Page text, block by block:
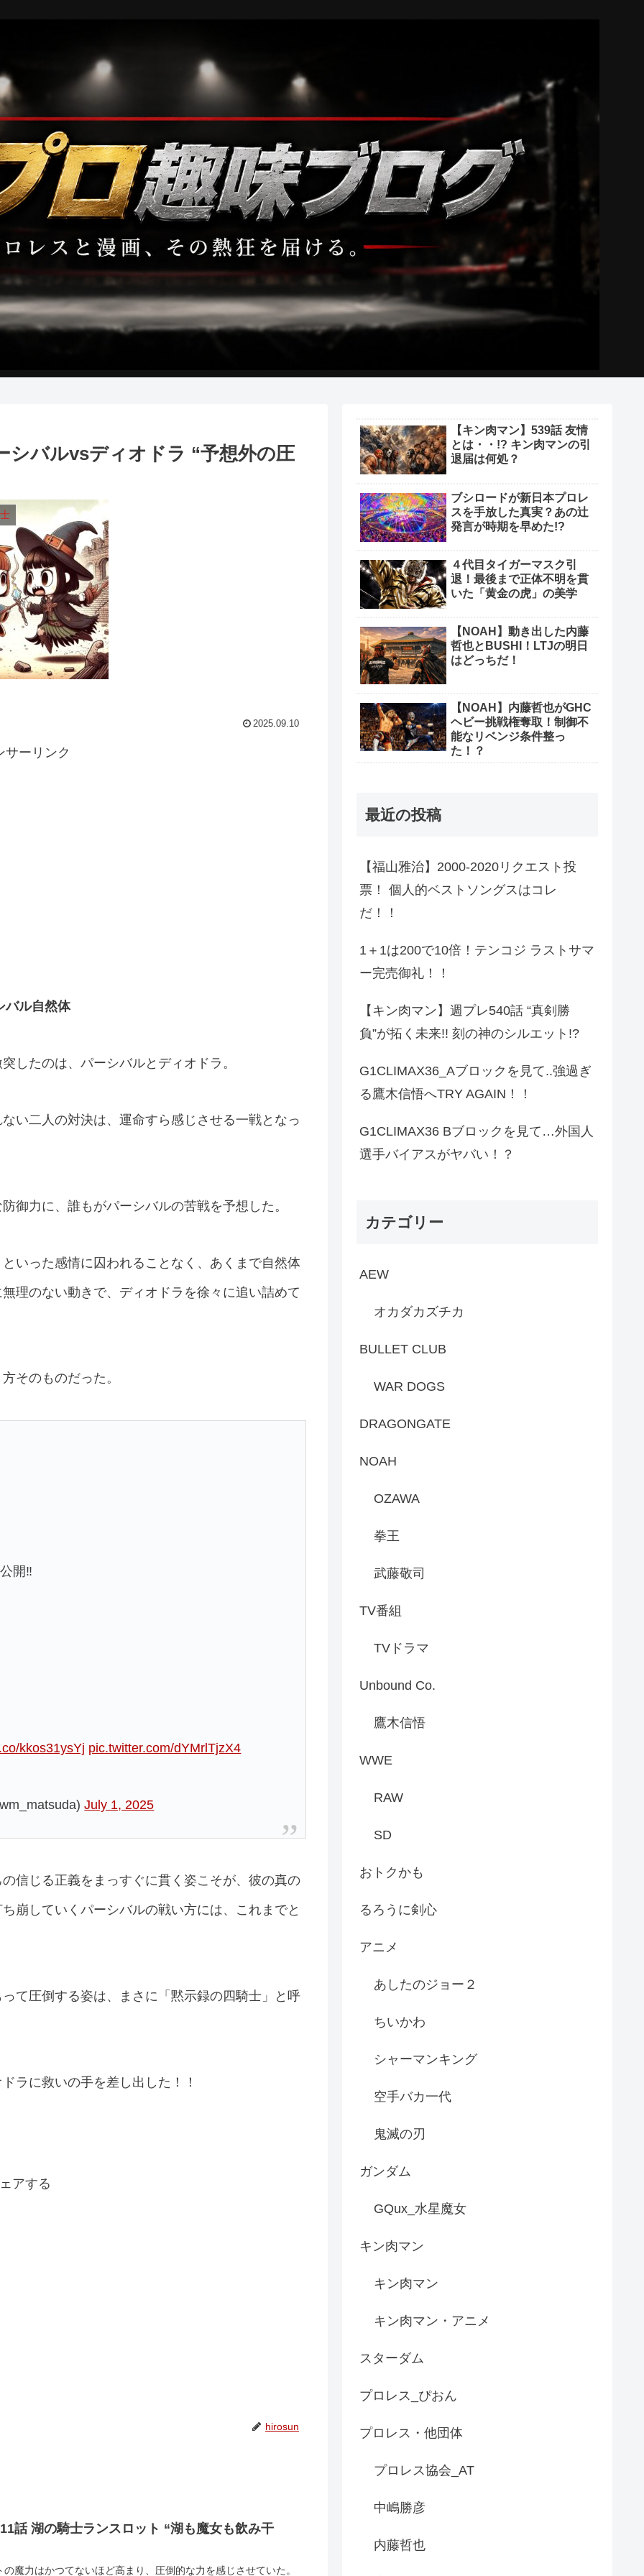
シバルvsディオドラ “予想外の圧
2025.09.10
サーリンク
バル自然体
したのは、パーシバルとディオドラ。
い二人の対決は、運命すら感じさせる一戦となっ
御力に、誰もがパーシバルの苦戦を予想した。
いった感情に囚われることなく、あくまで自然体
理のない動きで、ディオドラを徐々に追い詰めて
そのものだった。
開‼
kkos31ysYj pic.twitter.com/dYMrlTjzX4
July 1, 2025
信じる正義をまっすぐに貫く姿こそが、彼の真の
崩していくパーシバルの戦い方には、これまでと
て圧倒する姿は、まさに「黙示録の四騎士」と呼
ラに救いの手を差し出した！！
アする
hirosun
話 湖の騎士ランスロット “湖も魔女も飲み干
魔力はかつてないほど高まり、圧倒的な力を感じさせていた。
【キン肉マン】539話 友情
とは・・!? キン肉マンの引
退届は何処？
ブシロードが新日本プロレ
スを手放した真実？あの辻
発言が時期を早めた!?
４代目タイガーマスク引
退！最後まで正体不明を貫
いた「黄金の虎」の美学
【NOAH】動き出した内藤
哲也とBUSHI！LTJの明日
はどっちだ！
【NOAH】内藤哲也がGHC
ヘビー挑戦権奪取！制御不
能なリベンジ条件整っ
た！？
最近の投稿
【福山雅治】2000-2020リクエスト投
票！ 個人的ベストソングスはコレ
だ！！
1＋1は200で10倍！テンコジ ラストサマ
ー完売御礼！！
【キン肉マン】週プレ540話 “真剣勝
負”が拓く未来!! 刻の神のシルエット!?
G1CLIMAX36_Aブロックを見て..強過ぎ
る鷹木信悟へTRY AGAIN！！
G1CLIMAX36 Bブロックを見て…外国人
選手バイアスがヤバい！？
カテゴリー
AEW
オカダカズチカ
BULLET CLUB
WAR DOGS
DRAGONGATE
NOAH
OZAWA
拳王
武藤敬司
TV番組
TVドラマ
Unbound Co.
鷹木信悟
WWE
RAW
SD
おトクかも
るろうに剣心
アニメ
あしたのジョー２
ちいかわ
シャーマンキング
空手バカ一代
鬼滅の刃
ガンダム
GQux_水星魔女
キン肉マン
キン肉マン
キン肉マン・アニメ
スターダム
プロレス_ぴおん
プロレス・他団体
プロレス協会_AT
中嶋勝彦
内藤哲也